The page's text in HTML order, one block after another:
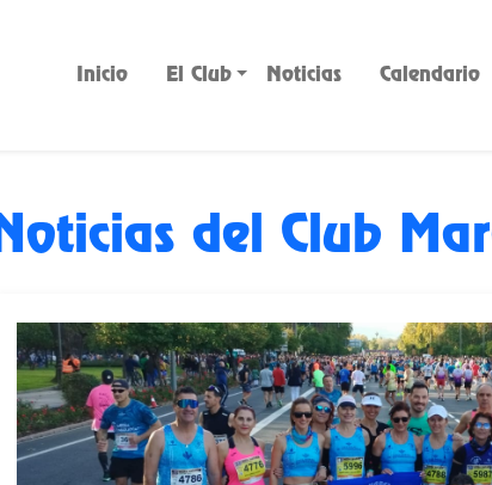
Inicio El Club Noticias Calendario
Noticias del Club